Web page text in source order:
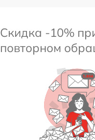
Скидка -10%
повторном